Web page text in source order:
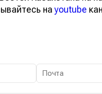
наyoutube